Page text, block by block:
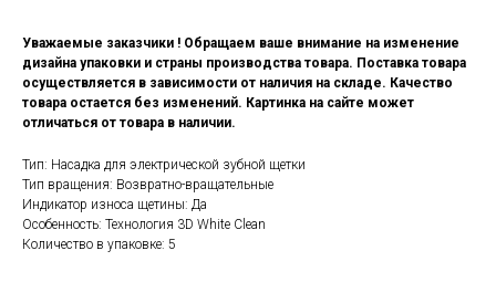
Уважаемые заказчики ! Обращаем ваше внимание на изменение
дизайна упаковки и страны производства товара. Поставка товара
осуществляется в зависимости от наличия на складе. Качество
товара остается без изменений. Картинка на сайте может
отличаться от товара в наличии.
Тип: Насадка для электрической зубной щетки
Тип вращения: Возвратно-вращательные
Индикатор износа щетины: Да
Особенность: Технология 3D White Clean
Количество в упаковке: 5